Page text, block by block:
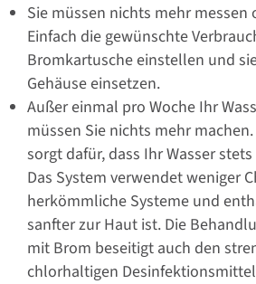
Sie müssen nichts mehr
Einfach die gewünschte
Bromkartusche einstellen und
Gehäuse einsetzen.
Außer einmal pro Woche Ihr
müssen Sie nichts mehr machen.
sorgt dafür, dass Ihr Wasser
Das System verwendet weniger
herkömmliche Systeme und
sanfter zur Haut ist. Die
mit Brom beseitigt auch den
chlorhaltigen